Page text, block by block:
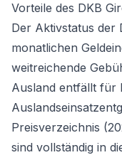
Vorteile des DKB
Der Aktivstatus der
monatlichen
weitreichende
Ausland entfällt für
Preisverzeichnis
sind vollständig in